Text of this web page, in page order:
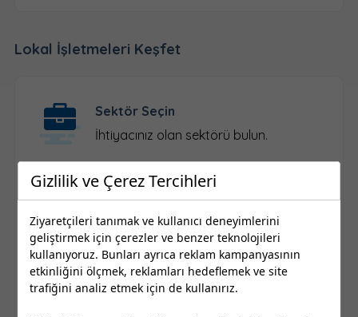
Gizlilik ve Çerez Tercihleri
Ziyaretçileri tanımak ve kullanıcı deneyimlerini
geliştirmek için çerezler ve benzer teknolojileri
kullanıyoruz. Bunları ayrıca reklam kampanyasının
etkinliğini ölçmek, reklamları hedeflemek ve site
trafiğini analiz etmek için de kullanırız.
Lokal İşletmeleri Keşfet
Sektör Seçin
İhtiyacınız olan sektörü bulun.
Konum Seçin
İl ve ilçe seçimi yapın.
Firma Seçin